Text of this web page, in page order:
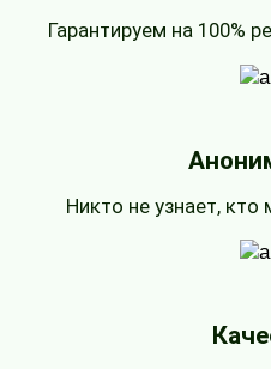
Гарантируем на 100%
Никто не узнает,